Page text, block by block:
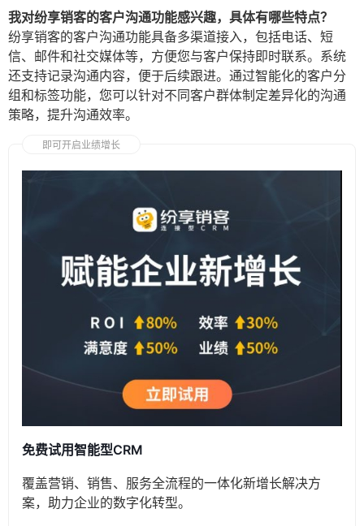
我对纷享销客的客户沟通功能感兴趣，具体有哪些特点？
纷享销客的客户沟通功能具备多渠道接入，包括电话、短
信、邮件和社交媒体等，方便您与客户保持即时联系。系统
还支持记录沟通内容，便于后续跟进。通过智能化的客户分
组和标签功能，您可以针对不同客户群体制定差异化的沟通
策略，提升沟通效率。
即可开启业绩增长
免费试用智能型CRM
覆盖营销、销售、服务全流程的一体化新增长解决方
案，助力企业的数字化转型。